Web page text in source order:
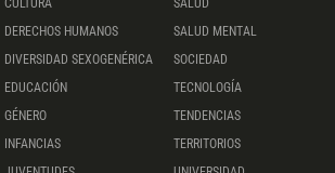
CULTURA
DERECHOS HUMANOS
DIVERSIDAD SEXOGENÉRICA
EDUCACIÓN
GÉNERO
INFANCIAS
SALUD
SALUD MENTAL
SOCIEDAD
TECNOLOGÍA
TENDENCIAS
TERRITORIOS